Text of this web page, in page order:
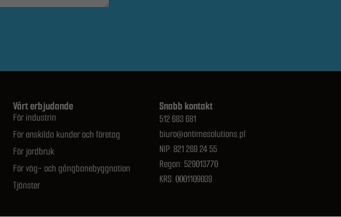
Vårt erbjudande
För industrin
För enskilda kunder och företag
För jordbruk
För väg- och gångbanebyggnation
Tjänster
Snabb kontakt
512 683 681
biuro@ontimesolutions.pl
NIP: 821 269 24 55
Regon: 529013770
KRS: 0001109039
här kakorna
kommer viss
funktionalitet
från
hemsidan.